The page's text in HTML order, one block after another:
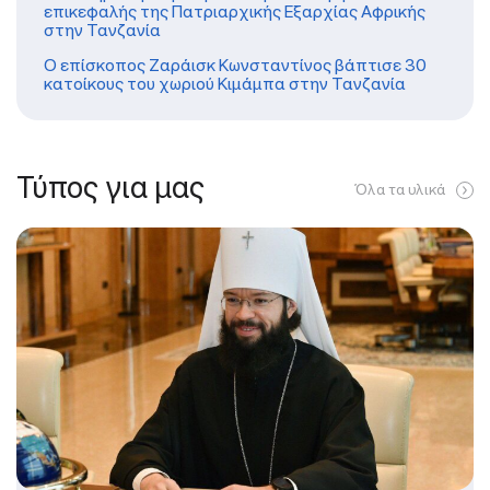
επικεφαλής της Πατριαρχικής Εξαρχίας Αφρικής
στην Τανζανία
Ο επίσκοπος Ζαράισκ Κωνσταντίνος βάπτισε 30
κατοίκους του χωριού Κιμάμπα στην Τανζανία
Τύπος για μας Όλα τα υλικά